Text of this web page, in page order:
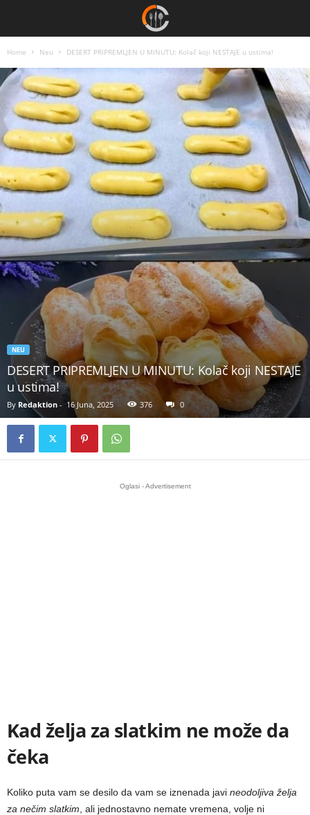
Home Neu DESERT PRIPREMLJEN U MINUTU: Kolač koji NESTAJE u ustima!
NEU
DESERT PRIPREMLJEN U MINUTU: Kolač koji NESTAJE
u ustima!
By Redaktion - 16 Juna, 2025 376 0
Oglasi - Advertisement
Kad želja za slatkim ne može da
čeka
Koliko puta vam se desilo da vam se iznenada javi neodoljiva želja
za nečim slatkim , ali jednostavno nemate vremena, volje ni